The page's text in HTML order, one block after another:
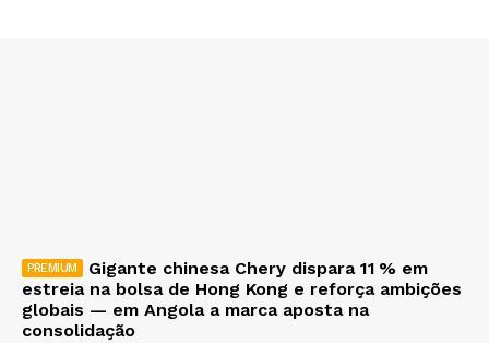
Gigante chinesa Chery dispara 11 % em
estreia na bolsa de Hong Kong e reforça ambições
globais — em Angola a marca aposta na
consolidação